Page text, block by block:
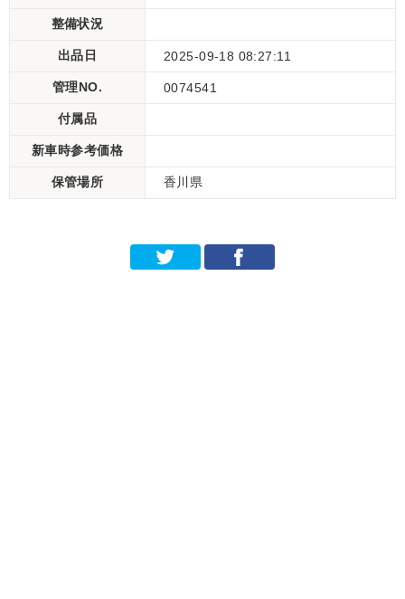
整備状況
出品日 2025-09-18 08:27:11
管理NO. 0074541
付属品
新車時参考価格
保管場所 香川県